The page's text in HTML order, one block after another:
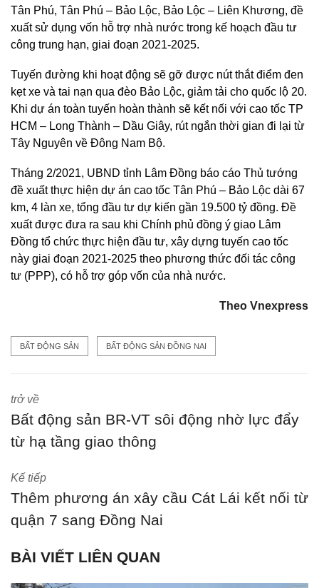
Tân Phú, Tân Phú – Bảo Lộc, Bảo Lộc – Liên Khương, đề
xuất sử dụng vốn hỗ trợ nhà nước trong kế hoạch đầu tư
công trung hạn, giai đoạn 2021-2025.
Tuyến đường khi hoạt động sẽ gỡ được nút thắt điểm đen
kẹt xe và tai nạn qua đèo Bảo Lộc, giảm tải cho quốc lộ 20.
Khi dự án toàn tuyến hoàn thành sẽ kết nối với cao tốc TP
HCM – Long Thành – Dầu Giây, rút ngắn thời gian đi lại từ
Tây Nguyên về Đông Nam Bộ.
Tháng 2/2021, UBND tỉnh Lâm Đồng báo cáo Thủ tướng
đề xuất thực hiện dự án cao tốc Tân Phú – Bảo Lộc dài 67
km, 4 làn xe, tổng đầu tư dự kiến gần 19.500 tỷ đồng. Đề
xuất được đưa ra sau khi Chính phủ đồng ý giao Lâm
Đồng tổ chức thực hiện đầu tư, xây dựng tuyến cao tốc
này giai đoạn 2021-2025 theo phương thức đối tác công
tư (PPP), có hỗ trợ góp vốn của nhà nước.
Theo Vnexpress
BẤT ĐỘNG SẢN BẤT ĐỘNG SẢN ĐỒNG NAI
trở về
Bất động sản BR-VT sôi động nhờ lực đẩy
từ hạ tầng giao thông
Kế tiếp
Thêm phương án xây cầu Cát Lái kết nối từ
quận 7 sang Đồng Nai
BÀI VIẾT LIÊN QUAN